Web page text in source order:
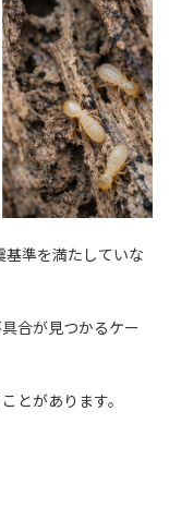
準を満たしていな
合が見つかるケー
とがあります。